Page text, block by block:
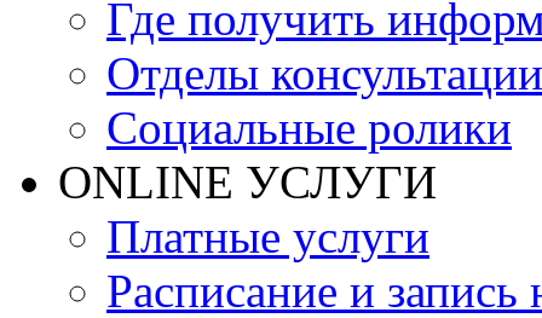
Где получить
Отделы консультации
Социальные ролики
ONLINE УСЛУГИ
Платные услуги
Расписание и запись